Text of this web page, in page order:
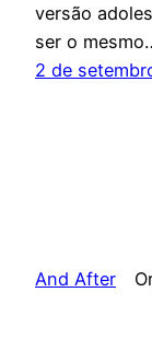
versão
ser o
2 de
And After